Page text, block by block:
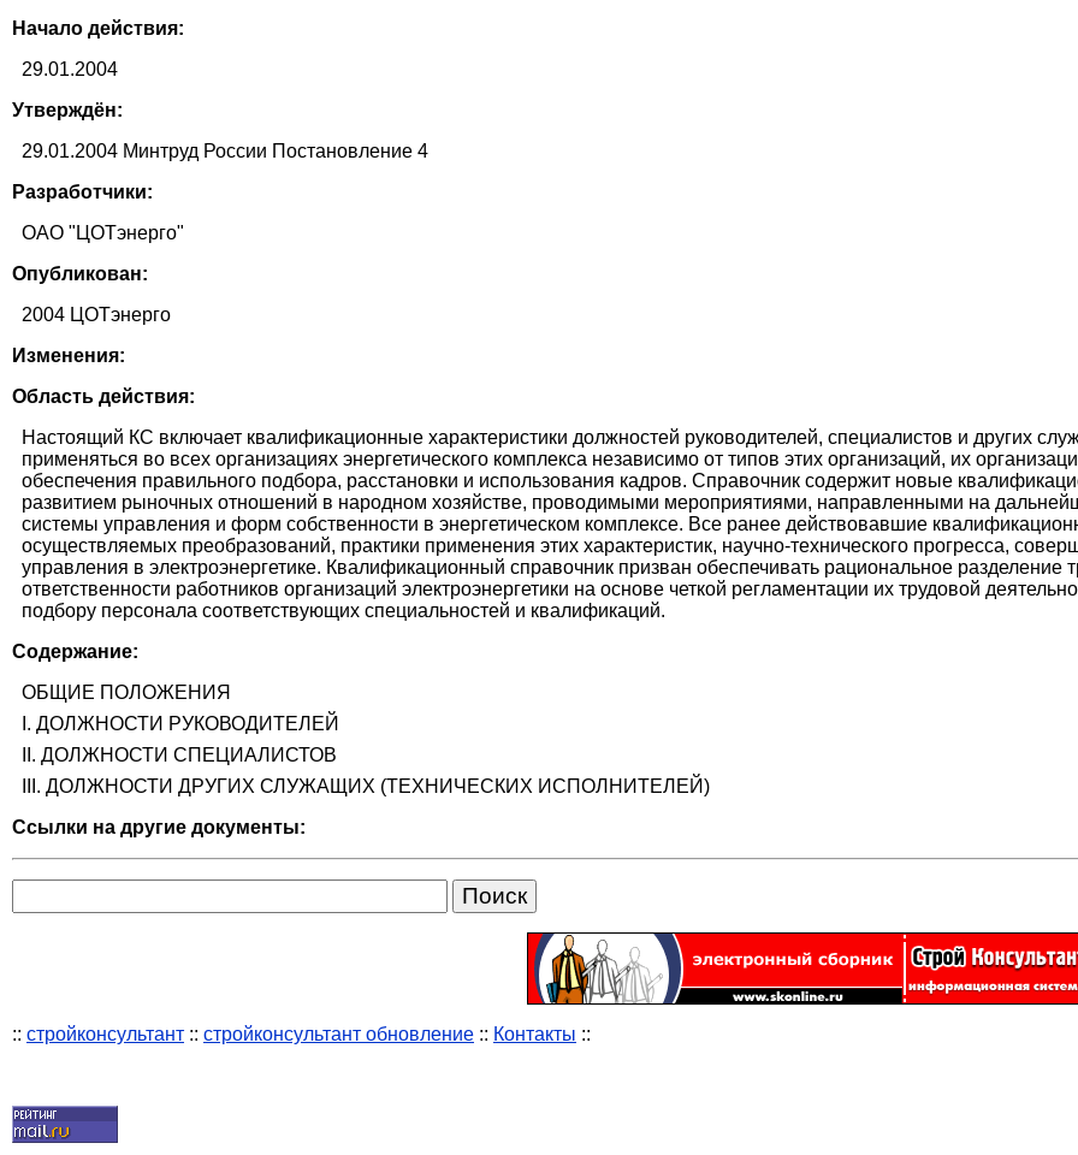
Начало действия:
29.01.2004
Утверждён:
29.01.2004 Минтруд России Постановление 4
Разработчики:
ОАО "ЦОТэнерго"
Опубликован:
2004 ЦОТэнерго
Изменения:
Область действия:
Настоящий КС включает квалификационные характеристики должностей руководителей, специалистов и других
применяться во всех организациях энергетического комплекса независимо от типов этих организаций, их
обеспечения правильного подбора, расстановки и использования кадров. Справочник содержит новые
развитием рыночных отношений в народном хозяйстве, проводимыми мероприятиями, направленными на
системы управления и форм собственности в энергетическом комплексе. Все ранее действовавшие
осуществляемых преобразований, практики применения этих характеристик, научно-технического прогресса,
управления в электроэнергетике. Квалификационный справочник призван обеспечивать рациональное разделение
ответственности работников организаций электроэнергетики на основе четкой регламентации их трудовой
подбору персонала соответствующих специальностей и квалификаций.
Содержание:
ОБЩИЕ ПОЛОЖЕНИЯ
I. ДОЛЖНОСТИ РУКОВОДИТЕЛЕЙ
II. ДОЛЖНОСТИ СПЕЦИАЛИСТОВ
III. ДОЛЖНОСТИ ДРУГИХ СЛУЖАЩИХ (ТЕХНИЧЕСКИХ ИСПОЛНИТЕЛЕЙ)
Ссылки на другие документы:
:: стройконсультант :: стройконсультант обновление :: Контакты ::